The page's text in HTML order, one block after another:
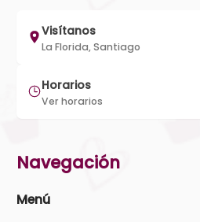
Visítanos
La Florida, Santiago
Horarios
Ver horarios
Navegación
Menú